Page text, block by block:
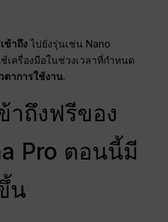
ข้าถึงไปยังรุ่นเช่น Nano
เครื่องมือในช่วงเวลาที่กำหนด
ตาการใช้งาน.
าถึงฟรีของ
Pro ตอนนี้มี
น